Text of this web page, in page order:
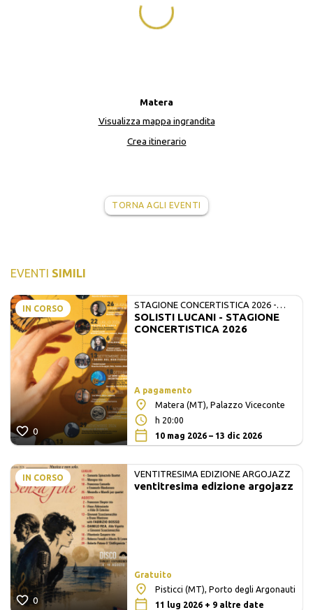
Matera
Visualizza mappa ingrandita
Crea itinerario
TORNA AGLI EVENTI
EVENTI SIMILI
IN CORSO
0
STAGIONE CONCERTISTICA 2026 -
MATE E SOLISTI LUCANI
SOLISTI LUCANI - STAGIONE
CONCERTISTICA 2026
A pagamento
Matera (MT), Palazzo Viceconte
h 20:00
10 mag 2026 – 13 dic 2026
IN CORSO
0
VENTITRESIMA EDIZIONE ARGOJAZZ
ventitresima edizione argojazz
Gratuito
Pisticci (MT), Porto degli Argonauti
11 lug 2026 + 9 altre date